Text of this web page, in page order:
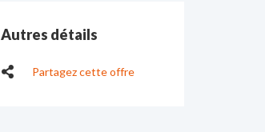
Autres détails
Partagez cette offre